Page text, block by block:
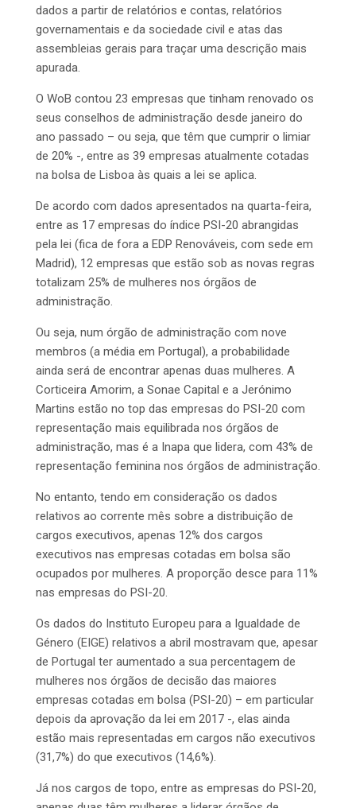
dados a partir de relatórios e contas, relatórios
governamentais e da sociedade civil e atas das
assembleias gerais para traçar uma descrição mais
apurada.
O WoB contou 23 empresas que tinham renovado os
seus conselhos de administração desde janeiro do
ano passado – ou seja, que têm que cumprir o limiar
de 20% -, entre as 39 empresas atualmente cotadas
na bolsa de Lisboa às quais a lei se aplica.
De acordo com dados apresentados na quarta-feira,
entre as 17 empresas do índice PSI-20 abrangidas
pela lei (fica de fora a EDP Renováveis, com sede em
Madrid), 12 empresas que estão sob as novas regras
totalizam 25% de mulheres nos órgãos de
administração.
Ou seja, num órgão de administração com nove
membros (a média em Portugal), a probabilidade
ainda será de encontrar apenas duas mulheres. A
Corticeira Amorim, a Sonae Capital e a Jerónimo
Martins estão no top das empresas do PSI-20 com
representação mais equilibrada nos órgãos de
administração, mas é a Inapa que lidera, com 43% de
representação feminina nos órgãos de administração.
No entanto, tendo em consideração os dados
relativos ao corrente mês sobre a distribuição de
cargos executivos, apenas 12% dos cargos
executivos nas empresas cotadas em bolsa são
ocupados por mulheres. A proporção desce para 11%
nas empresas do PSI-20.
Os dados do Instituto Europeu para a Igualdade de
Género (EIGE) relativos a abril mostravam que, apesar
de Portugal ter aumentado a sua percentagem de
mulheres nos órgãos de decisão das maiores
empresas cotadas em bolsa (PSI-20) – em particular
depois da aprovação da lei em 2017 -, elas ainda
estão mais representadas em cargos não executivos
(31,7%) do que executivos (14,6%).
Já nos cargos de topo, entre as empresas do PSI-20,